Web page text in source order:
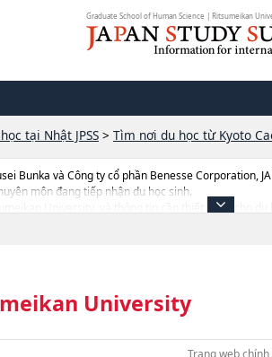
Graduate School of Human Science | Ritsumeikan
tại Nhật JPSS > Tìm nơi du học từ Kyoto
Bunka và Công ty cổ phần Benesse Corporation,
môn đang tiếp nhận du học sinh.
University, và thông tin cần thiết dành cho
Education and Information SciencehoặcLaw
Health SciencehoặcInformation Science &
Management, thông tin về từng khoa nghiên
University
Trang web